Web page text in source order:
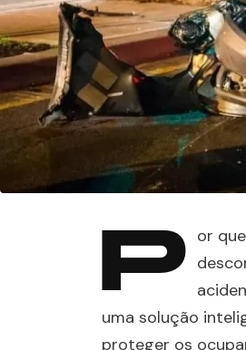
P or
uma solução
proteger os